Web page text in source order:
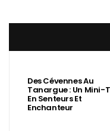
Des Cévennes Au
Tanargue : Un Mini-
En Senteurs Et
Enchanteur